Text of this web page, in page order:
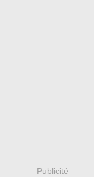
Publicité